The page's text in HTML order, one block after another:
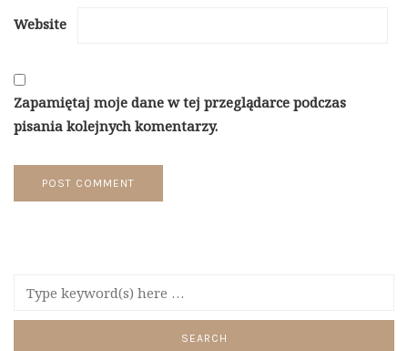
Website
Zapamiętaj moje dane w tej przeglądarce podczas
pisania kolejnych komentarzy.